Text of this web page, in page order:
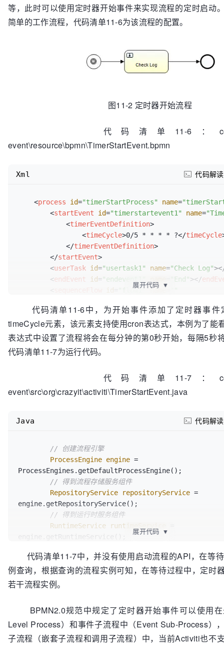
等，此时可以使用定时器开始事件来实现流程的定时启动
简单的工作流程，代码清单11-6为该流程的配置。
图11-2 定时器开始流程
代码清单11-6：
event\resource\bpmn\TimerStartEvent.bpmn
<process id="timerStartProcess" name=
<startEvent id="timerstartevent1" name=
<timerEventDefinition>
<timeCycle>0/5 * * * * ?</timeCycle
</timerEventDefinition>
</startEvent>
<userTask id="usertask1" name="Check Log">
<endEvent id="endevent1" "End"></
id "flow1" name
targetRef
="usertask1"></sequenceFlow>
<sequenceFlow id="flow2" name="" sourceRef=
targetRef="endevent1"></sequenceFlow>
Xml 代码解读
展开代码 ▼
代码清单11-6中，为开始事件添加了定时器事件
timeCycle元素，该元素支持使用cron表达式，本例为了能
表达式中设置了流程将会在每分钟的第0秒开始，每隔5秒
代码清单11-7为运行代码。
代码清单11-7：
event\src\org\crazyit\activiti\TimerStartEvent.java
// 创建流程引擎
ProcessEngine engine =
ProcessEngines.getDefaultProcessEngine();
// 得到流程存储服务组件
RepositoryService
repositoryService =
engine.getRepositoryService();
// 得到运行时服务组件
RuntimeService
runtimeService
engine.getRuntimeService();
        repositoryService.createDeployment()
.addClasspathResource(
// 查询流程实例
        List<ProcessInstance> ints =
runtimeService.createProcessInstanceQuery().list();
Java 代码解读
展开代码 ▼
代码清单11-7中，并没有使用启动流程的API，在等
例查询，根据查询的流程实例可知，在等待过程中，定时
若干流程实例。
BPMN2.0规范中规定了定时器开始事件可以使用在
Level Process）和事件子流程中（Event Sub-Process）
子流程（嵌套子流程和调用子流程）中，当前Activiti也不